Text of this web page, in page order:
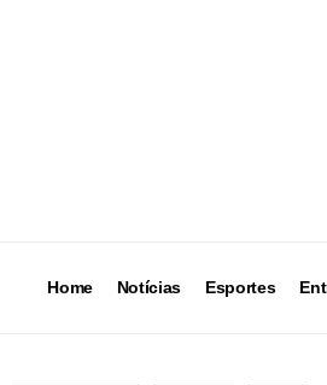
Home Notícias Esportes